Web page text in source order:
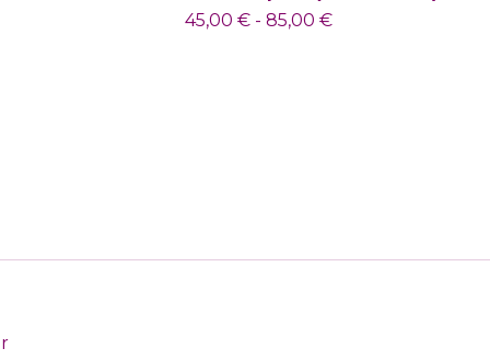
45,00€ -85,00€